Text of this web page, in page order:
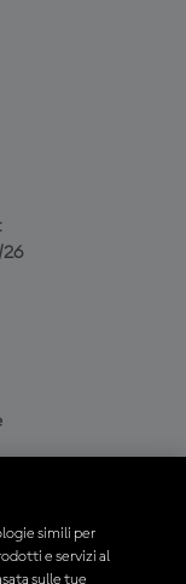
26
simili per
e servizi al
sulle tue